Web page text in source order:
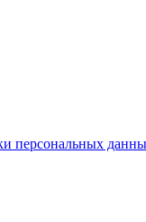
персональных